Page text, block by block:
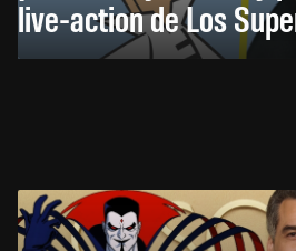
live-action de Los